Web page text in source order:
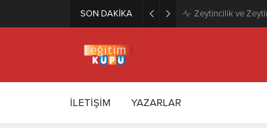
SON DAKİKA Zeytincilik ve
İLETİŞİM YAZARLAR